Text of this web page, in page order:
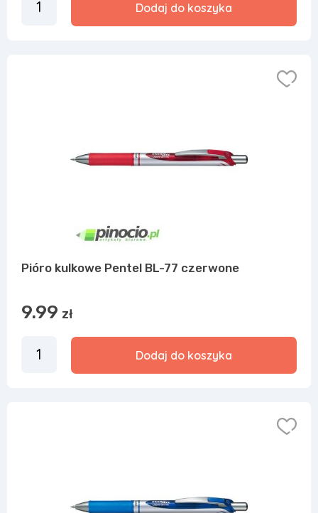
Dodaj do koszyka
Pióro kulkowe Pentel BL-77 czerwone
9.99 zł
Dodaj do koszyka